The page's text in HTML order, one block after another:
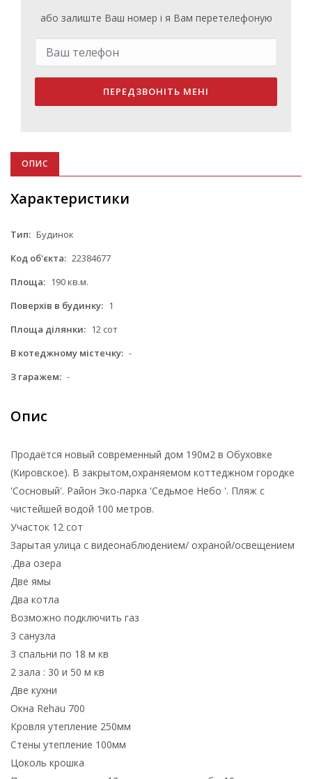
або залиште Ваш номер і я Вам перетелефоную
ПЕРЕДЗВОНІТЬ МЕНІ
ОПИС
Характеристики
Тип: Будинок
Код об'єкта: 22384677
Площа: 190 кв.м.
Поверхів в будинку: 1
Площа ділянки: 12 сот
В котеджному містечку: -
З гаражем: -
Опис
Продаётся новый современный дом 190м2 в Обуховке
(Кировское). В закрытом,охраняемом коттеджном городке
'Сосновый'. Район Эко-парка 'Седьмое Небо '. Пляж с
чистейшей водой 100 метров.
Участок 12 сот
Зарытая улица с видеонаблюдением/ охраной/освещением
.Два озера
Две ямы
Два котла
Возможно подключить газ
3 санузла
3 спальни по 18 м кв
2 зала : 30 и 50 м кв
Две кухни
Окна Rehau 700
Кровля утепление 250мм
Стены утепление 100мм
Цоколь крошка